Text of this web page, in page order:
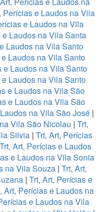
Perícias e Laudos na Vila
e Laudos na Vila
e Laudos na Vila Santa
Laudos na Vila Santo
Laudos na Vila Santo
e Laudos na Vila Santo
Laudos na Vila Santo
e Laudos na Vila São
e Laudos na Vila São
na Vila São José |
Vila São Nicolau | Trt,
Silvia | Trt, Art, Perícias
Trt, Art, Perícias e Laudos
e Laudos na Vila Sonia
na Vila Souza | Trt, Art,
| Trt, Art, Perícias e
Art, Perícias e Laudos na
e Laudos na Vila